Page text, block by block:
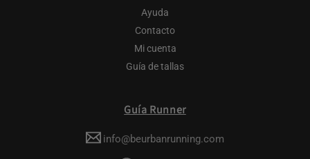
Ayuda
Contacto
Mi cuenta
Guía de tallas
Guía Runner
info@beurbanrunning.com